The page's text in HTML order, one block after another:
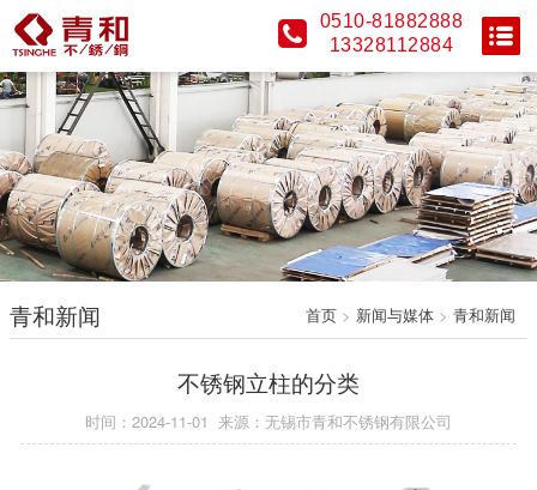
0510-81882888
13328112884
青和新闻 首页 > 新闻与媒体 > 青和新闻
不锈钢立柱的分类
时间：2024-11-01 来源：无锡市青和不锈钢有限公司